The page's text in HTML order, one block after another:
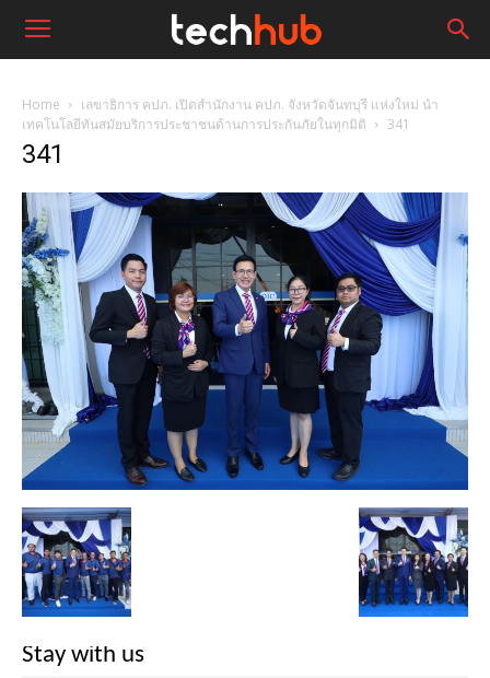
Home
เลขาธิการ คปภ. เปิดสำนักงาน คปภ. จังหวัดจันทบุรี แห่งใหม่ นำ
เทคโนโลยีทันสมัยบริการประชาชนด้านการประกันภัยในทุกมิติ
341
341
Stay with us